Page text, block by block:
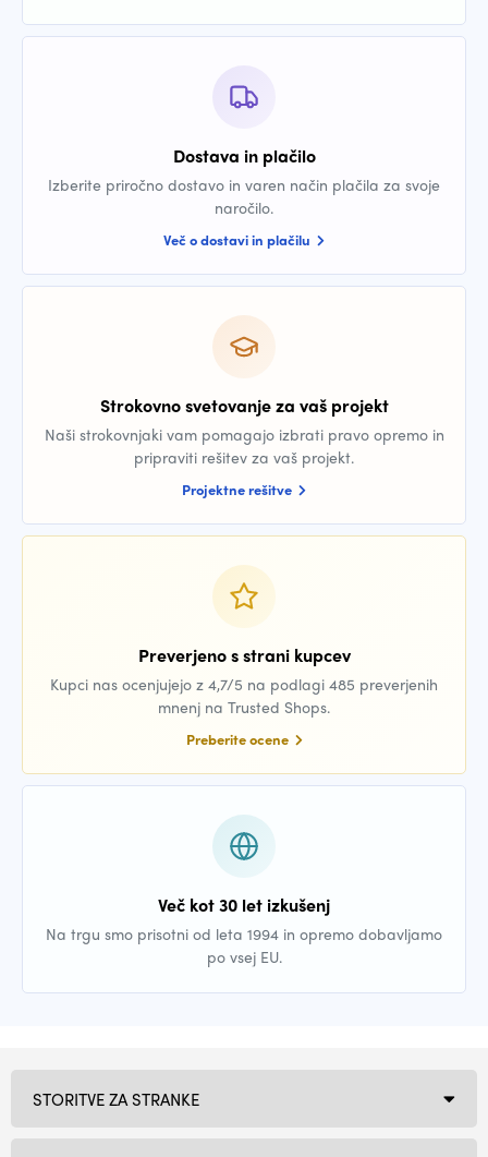
Dostava in plačilo
Izberite priročno dostavo in varen način plačila za svoje
naročilo.
Več o dostavi in plačilu
Strokovno svetovanje za vaš projekt
Naši strokovnjaki vam pomagajo izbrati pravo opremo in
pripraviti rešitev za vaš projekt.
Projektne rešitve
Preverjeno s strani kupcev
Kupci nas ocenjujejo z 4,7/5 na podlagi 485 preverjenih
mnenj na Trusted Shops.
Preberite ocene
Več kot 30 let izkušenj
Na trgu smo prisotni od leta 1994 in opremo dobavljamo
po vsej EU.
STORITVE ZA STRANKE